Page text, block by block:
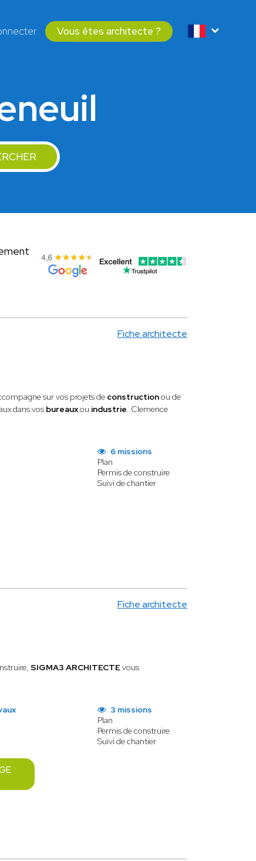
Vous êtes architecte ?
Fiche architecte
sur vos projets de constructionou de
dans vos bureauxou industrie. Clemence
6 missions
Plan
Permis de construire
Suivi de chantier
Fiche architecte
SIGMA3 ARCHITECTEvous
3 missions
Plan
Permis de construire
Suivi de chantier